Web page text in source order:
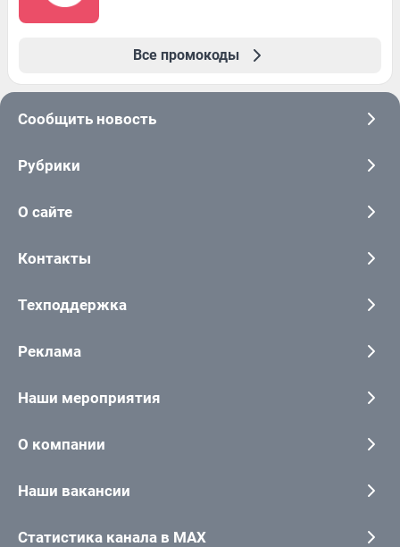
Все промокоды
Сообщить новость
Рубрики
О сайте
Контакты
Техподдержка
Реклама
Наши мероприятия
О компании
Наши вакансии
Статистика канала в MAX